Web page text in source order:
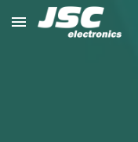
Skip to main content